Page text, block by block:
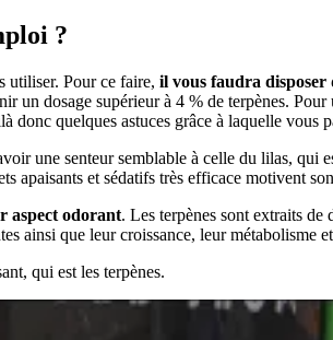
?
utiliser. Pour ce faire, il vous faudra disposer
dosage supérieur à 4 % de terpènes.
quelques astuces grâce à laquelle vous
une senteur semblable à celle du lilas, qui
apaisants et sédatifs très efficace motivent
aspect odorant. Les terpènes sont extraits de
ainsi que leur croissance, leur métabolisme
qui est les terpènes.